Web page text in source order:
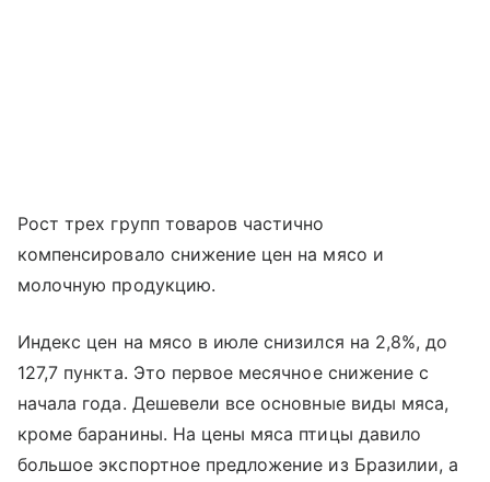
Рост трех групп товаров частично
компенсировало снижение цен на мясо и
молочную продукцию.
Индекс цен на мясо в июле снизился на 2,8%, до
127,7 пункта. Это первое месячное снижение с
начала года. Дешевели все основные виды мяса,
кроме баранины. На цены мяса птицы давило
большое экспортное предложение из Бразилии, а